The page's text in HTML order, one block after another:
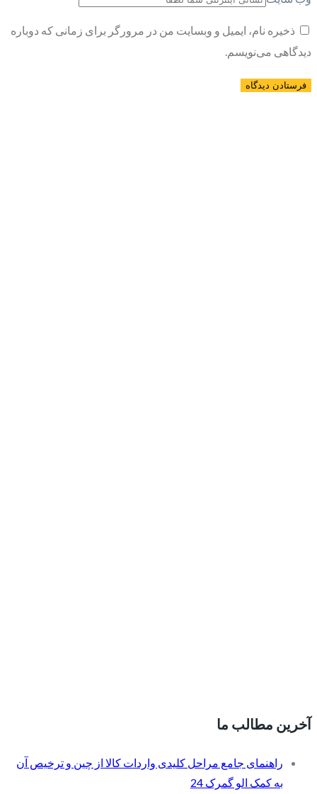
ذخیره نام، ایمیل و وبسایت من در مرورگر برای زمانی که دوباره
دیدگاهی می‌نویسم.
آخرین مطالب ما
راهنمای جامع مراحل کلیدی واردات کالا از چین و ترخیص آن
به کمک الو گمرک 24